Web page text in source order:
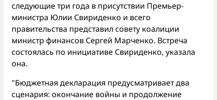
следующие три года в присутствии Премьер-
министра Юлии Свириденко и всего
правительства представил совету коалиции
министр финансов Сергей Марченко. Встреча
состоялась по инициативе Свириденко, указала
она.
"Бюджетная декларация предусматривает два
сценария: окончание войны и продолжение